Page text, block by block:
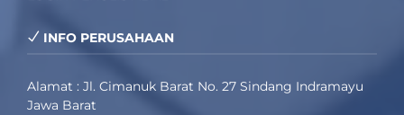
INFO PERUSAHAAN
Alamat : Jl. Cimanuk Barat No. 27 Sindang Indramayu
Jawa Barat